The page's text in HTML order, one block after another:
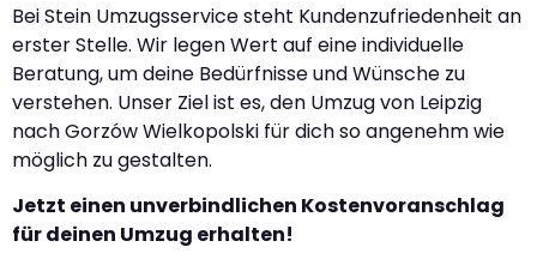
Bei Stein Umzugsservice steht Kundenzufriedenheit an
erster Stelle. Wir legen Wert auf eine individuelle
Beratung, um deine Bedürfnisse und Wünsche zu
verstehen. Unser Ziel ist es, den Umzug von Leipzig
nach Gorzów Wielkopolski für dich so angenehm wie
möglich zu gestalten.
Jetzt einen unverbindlichen Kostenvoranschlag
für deinen Umzug erhalten!